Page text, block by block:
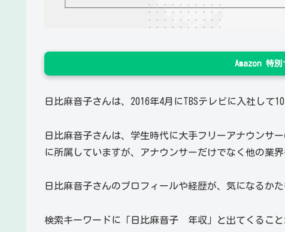
Amazon 特
日比麻音子さんは、2016年4月にTBSテレビに入社して
日比麻音子さんは、学生時代に大手フリーアナウンサ
に所属していますが、アナウンサーだけでなく他の業
日比麻音子さんのプロフィールや経歴が、気になるかた
検索キーワードに「日比麻音子 年収」と出てくるこ